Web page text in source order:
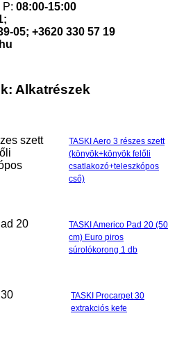
P: 08:00-15:00
05; +3620 330 57 19
Alkatrészek
TASKI Aero 3 részes szett
(könyök+könyök felőli
csatlakozó+teleszkópos
cső)
TASKI Americo Pad 20 (50
cm) Euro piros
súrolókorong 1 db
TASKI Procarpet 30
extrakciós kefe